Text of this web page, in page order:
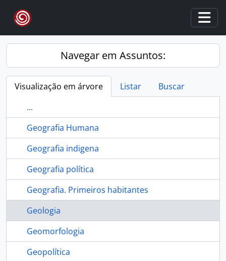
Skip to main content
Navegar em Assuntos:
Visualização em árvore Listar
Buscar
...
Geografia Humana
Geografia indigena
Geografia política
Geografia. Primeiros habitantes
Geologia
Geomorfologia
Geopolítica